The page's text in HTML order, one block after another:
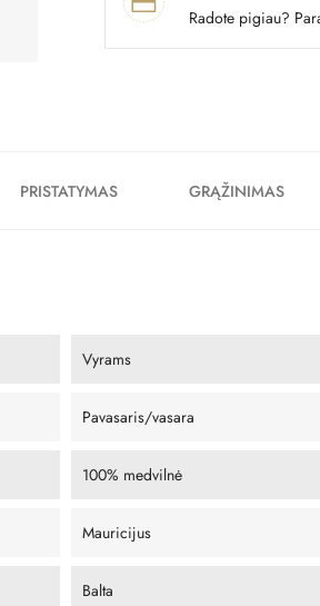
Radote pigiau?
PRISTATYMAS GRĄŽINIMAS
Vyrams
Pavasaris/vasara
100% medvilnė
Mauricijus
Balta